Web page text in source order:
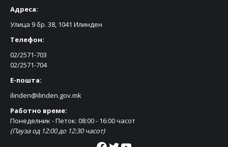
Адреса:
Улица 9 бр. 38, 1041 Илинден
Телефон:
02/2571-703
02/2571-704
Е-пошта:
ilinden@ilinden.gov.mk
Работно време:
Понеделник - Петок: 08:00 - 16:00 часот
(Пауза од 12:00 до 12:30 часот)